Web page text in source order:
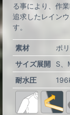
る事により、作
追求したレイン
す。
素材
ポ
サイズ展開
S
耐水圧